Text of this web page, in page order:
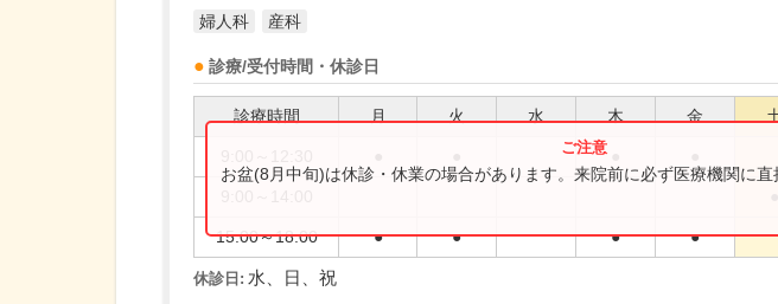
婦人科 産科
診療/受付時間・休診日
診療時間 月 火 水 木 金
15:00～18:00 ● ● ● ●
お盆(8月中旬)は休診・休業の場合があります。来院前に必ず医療機関に直
休診日: 水、日、祝